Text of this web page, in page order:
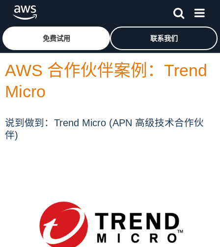
跳至主要内容
免费试用 联系我们
AWS 合作伙伴案例：Trend
Micro
说到做到：Trend Micro (APN 高级技术合作伙
伴)